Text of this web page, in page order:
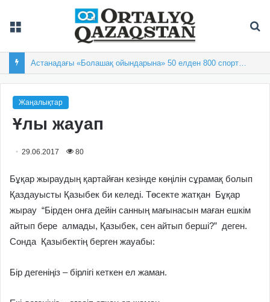
Жаңалықтар
Ұлы жауап
29.06.2017 80
Бұқар жыраудың қартайған кезінде көңілін сұрамақ болып
Қаздауысты Қазыбек би келеді. Төсекте жатқан Бұқар
жырау “Бірден онға дейін санның мағынасын маған ешкім
айтып бере алмады, Қазыбек, сен айтып берші?” деген.
Сонда Қазыбектің берген жауабы:
Бір дегеніңіз – бірлігі кеткен ел жаман.